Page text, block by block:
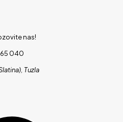
nas!
040
Tuzla